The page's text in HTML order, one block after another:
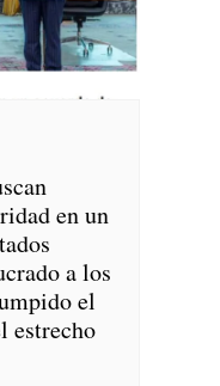
en un
a los
el
estrecho